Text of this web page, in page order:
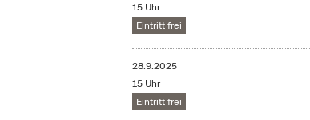
15 Uhr
Eintritt frei
28.9.2025
15 Uhr
Eintritt frei